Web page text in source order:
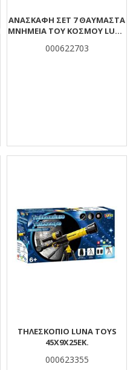
ΑΝΑΣΚΑΦΉ ΣΕΤ 7 ΘΑΥΜΑΣΤΆ
ΜΝΗΜΕΊΑ ΤΟΥ ΚΌΣΜΟΥ LUNA
000622703
ΤΗΛΕΣΚΌΠΙΟ LUNA TOYS
45X9X25ΕΚ.
000623355